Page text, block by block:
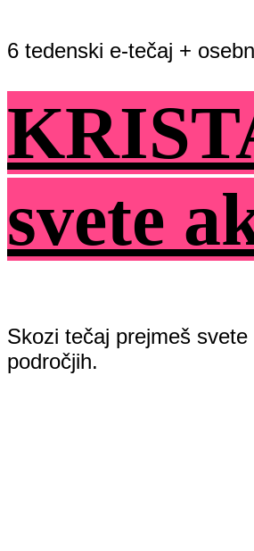
6 tedenski e-tečaj +
svete
Skozi tečaj prejmeš
področjih.